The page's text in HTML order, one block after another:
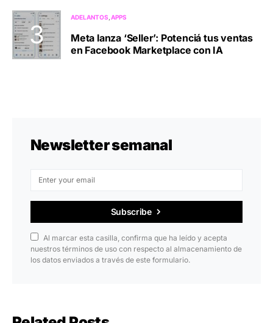
ADELANTOS APPS
Meta lanza ‘Seller’: Potenciá tus ventas
en Facebook Marketplace con IA
Newsletter semanal
Subscribe
Al marcar esta casilla, confirma que ha leído y acepta
nuestros términos de uso con respecto al almacenamiento de
los datos enviados a través de este formulario.